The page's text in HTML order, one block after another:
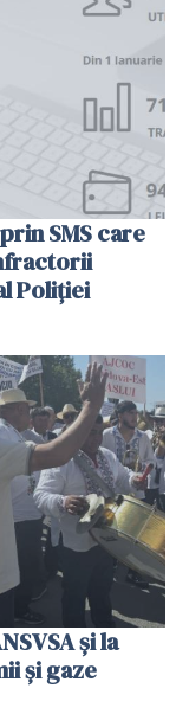
SMS care
Poliției
și la
și gaze